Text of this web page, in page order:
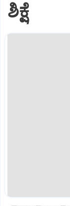
ಶಿಕ್ಷೆ